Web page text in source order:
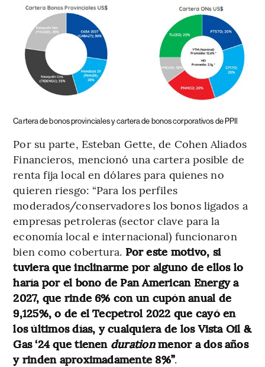
Cartera de bonos provinciales y cartera de bonos corporativos de PPIl
Por su parte, Esteban Gette, de Cohen Aliados
Financieros, mencionó una cartera posible de
renta fija local en dólares para quienes no
quieren riesgo: “Para los perfiles
moderados/conservadores los bonos ligados a
empresas petroleras (sector clave para la
economía local e internacional) funcionaron
bien como cobertura. Por este motivo, si
tuviera que inclinarme por alguno de ellos lo
haría por el bono de Pan American Energy a
2027, que rinde 6% con un cupón anual de
9,125%, o de el Tecpetrol 2022 que cayó en
los últimos días, y cualquiera de los Vista Oil &
Gas ‘24 que tienen durationmenor a dos años
y rinden aproximadamente 8%”.